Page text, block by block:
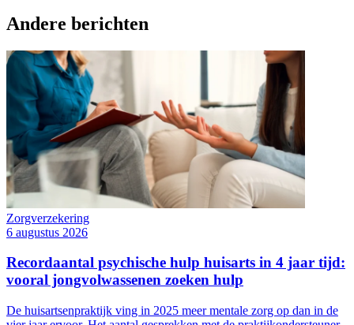
Andere berichten
Zorgverzekering
6 augustus 2026
Recordaantal psychische hulp huisarts in 4 jaar tijd:
vooral jongvolwassenen zoeken hulp
De huisartsenpraktijk ving in 2025 meer mentale zorg op dan in de